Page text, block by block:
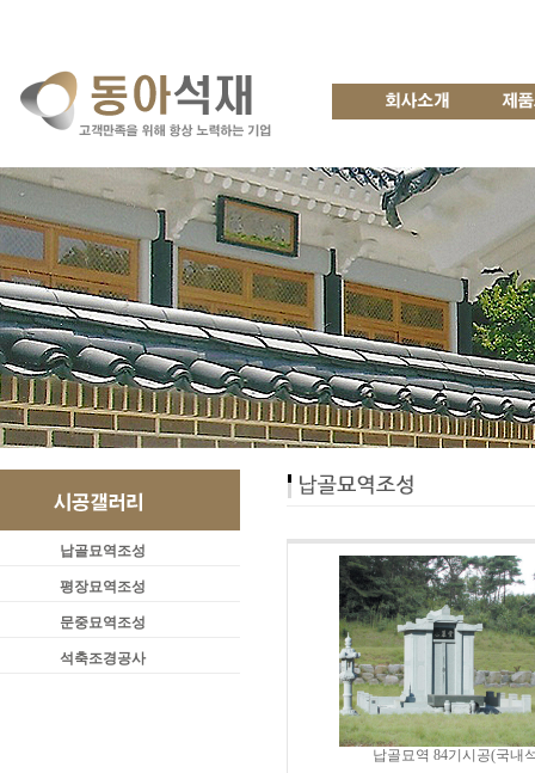
납골묘역조성
평장묘역조성
문중묘역조성
석축조경공사
납골묘역 84기시공(국내